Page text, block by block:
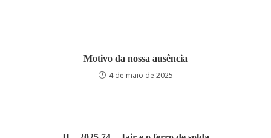
Motivo da nossa ausência
4 de maio de 2025